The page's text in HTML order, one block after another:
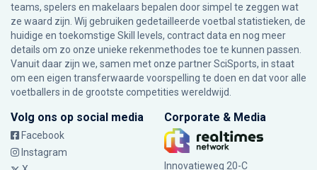
teams, spelers en makelaars bepalen door simpel te zeggen wat
ze waard zijn. Wij gebruiken gedetailleerde voetbal statistieken, de
huidige en toekomstige Skill levels, contract data en nog meer
details om zo onze unieke rekenmethodes toe te kunnen passen.
Vanuit daar zijn we, samen met onze partner SciSports, in staat
om een eigen transferwaarde voorspelling te doen en dat voor alle
voetballers in de grootste competities wereldwijd.
Volg ons op social media
Facebook
Instagram
Corporate & Media
Innovatieweg 20-C